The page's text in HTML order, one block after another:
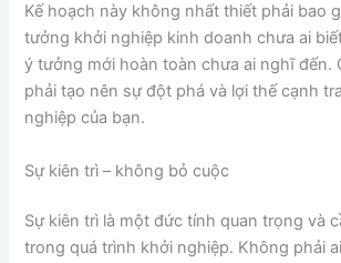
Kế hoạch này không nhất thiết phải bao
tưởng khởi nghiệp kinh doanh chưa ai
ý tưởng mới hoàn toàn chưa ai nghĩ đến.
phải tạo nên sự đột phá và lợi thế cạnh
nghiệp của bạn.
Sự kiên trì – không bỏ cuộc
Sự kiên trì là một đức tính quan trọng và
trong quá trình khởi nghiệp. Không phải